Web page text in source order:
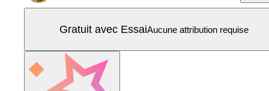
Gratuit avec EssaiAucune attribution requise